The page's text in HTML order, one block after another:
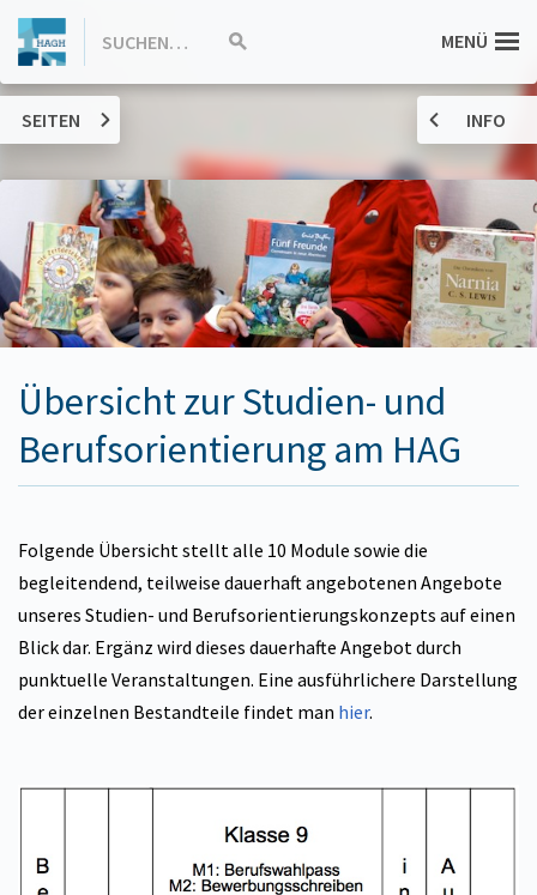
INHALT
Hannah-
Arendt-
Gymnasium
Haßloch
SUCHEN…
Suche
MENÜ
SEITEN
Übersicht zur Studien- und
Berufsorientierung am HAG
Folgende Übersicht stellt alle 10 Module sowie die
begleitendend, teilweise dauerhaft angebotenen Angebote
unseres Studien- und Berufsorientierungskonzepts auf einen
Blick dar. Ergänz wird dieses dauerhafte Angebot durch
punktuelle Veranstaltungen. Eine ausführlichere Darstellung
der einzelnen Bestandteile findet man hier.
INFO